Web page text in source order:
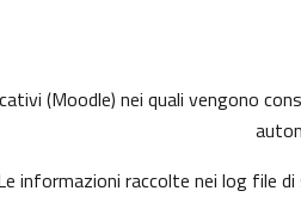
(Moodle) nei quali vengono
informazioni raccolte nei log file